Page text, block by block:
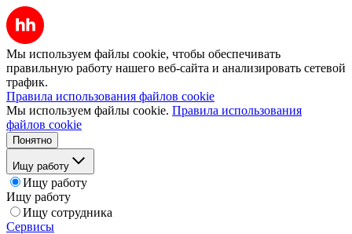
Мы используем файлы cookie, чтобы обеспечивать
правильную работу нашего веб-сайта и анализировать сетевой
трафик.
Правила использования файлов cookie
Мы используем файлы cookie. Правила использования
файлов cookie
Понятно
Ищу работу
Ищу работу
Ищу работу
Ищу сотрудника
Сервисы